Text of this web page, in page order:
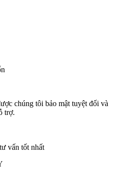
chúng tôi bảo mật tuyệt đối và
trợ.
vấn tốt nhất